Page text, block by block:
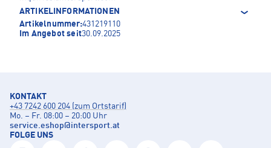
ARTIKELINFORMATIONEN
Artikelnummer:431219110
Im Angebot seit30.09.2025
KONTAKT
+43 7242 600 204 (zum Ortstarif)
Mo. – Fr. 08:00 – 20:00 Uhr
service.eshop@intersport.at
FOLGE UNS